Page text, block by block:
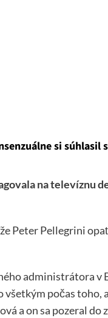
si súhlasil
na televíznu
Peter Pellegrini
administrátora v
všetkým počas toho,
a on sa pozeral do